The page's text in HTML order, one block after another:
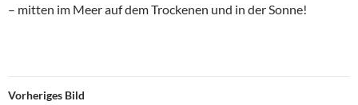
– mitten im Meer auf dem Trockenen und in der Sonne!
Vorheriges Bild